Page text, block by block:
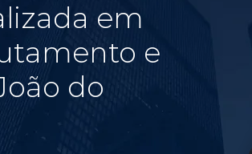
em
e
do